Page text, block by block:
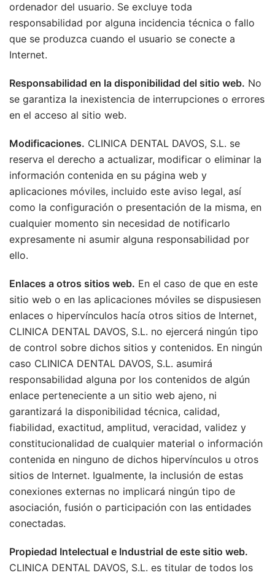
ordenador del usuario. Se excluye toda
responsabilidad por alguna incidencia técnica o fallo
que se produzca cuando el usuario se conecte a
Internet.
Responsabilidad en la disponibilidad del sitio web. No
se garantiza la inexistencia de interrupciones o errores
en el acceso al sitio web.
Modificaciones. CLINICA DENTAL DAVOS, S.L. se
reserva el derecho a actualizar, modificar o eliminar la
información contenida en su página web y
aplicaciones móviles, incluido este aviso legal, así
como la configuración o presentación de la misma, en
cualquier momento sin necesidad de notificarlo
expresamente ni asumir alguna responsabilidad por
ello.
Enlaces a otros sitios web. En el caso de que en este
sitio web o en las aplicaciones móviles se dispusiesen
enlaces o hipervínculos hacía otros sitios de Internet,
CLINICA DENTAL DAVOS, S.L. no ejercerá ningún tipo
de control sobre dichos sitios y contenidos. En ningún
caso CLINICA DENTAL DAVOS, S.L. asumirá
responsabilidad alguna por los contenidos de algún
enlace perteneciente a un sitio web ajeno, ni
garantizará la disponibilidad técnica, calidad,
fiabilidad, exactitud, amplitud, veracidad, validez y
constitucionalidad de cualquier material o información
contenida en ninguno de dichos hipervínculos u otros
sitios de Internet. Igualmente, la inclusión de estas
conexiones externas no implicará ningún tipo de
asociación, fusión o participación con las entidades
conectadas.
Propiedad Intelectual e Industrial de este sitio web.
CLINICA DENTAL DAVOS, S.L. es titular de todos los